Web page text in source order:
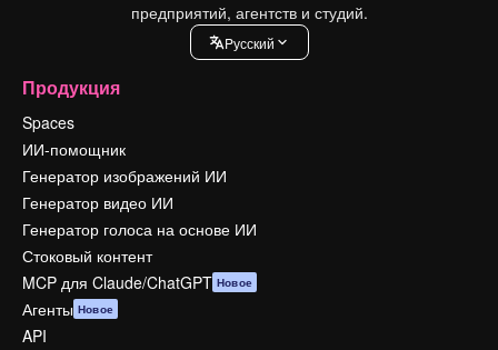
предприятий, агентств и студий.
Pусский
Продукция
Spaces
ИИ-помощник
Генератор изображений ИИ
Генератор видео ИИ
Генератор голоса на основе ИИ
Стоковый контент
MCP для Claude/ChatGPT Новое
Агенты Новое
API